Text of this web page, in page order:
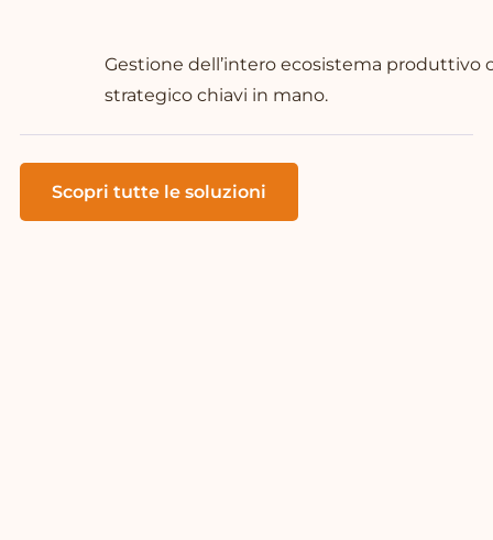
Gestione dell’intero ecosistema produttivo
strategico chiavi in mano.
Scopri tutte le soluzioni